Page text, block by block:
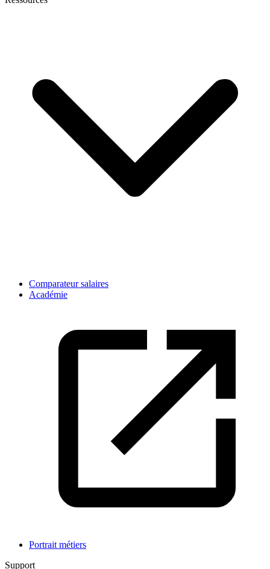
Comparateur salaires
Académie
Portrait métiers
Support